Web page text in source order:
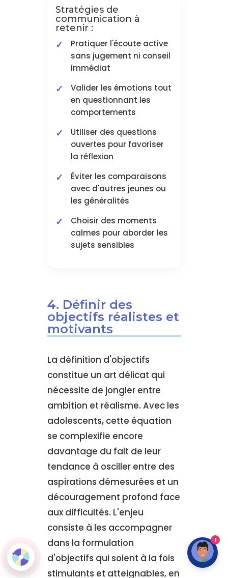
Stratégies de
communication à
retenir :
Pratiquer l'écoute active
sans jugement ni conseil
immédiat
Valider les émotions tout
en questionnant les
comportements
Utiliser des questions
ouvertes pour favoriser
la réflexion
Éviter les comparaisons
avec d'autres jeunes ou
les généralités
Choisir des moments
calmes pour aborder les
sujets sensibles
4. Définir des
objectifs réalistes et
motivants
La définition d'objectifs
constitue un art délicat qui
nécessite de jongler entre
ambition et réalisme. Avec les
adolescents, cette équation
se complexifie encore
davantage du fait de leur
tendance à osciller entre des
aspirations démesurées et un
découragement profond face
aux difficultés. L'enjeu
consiste à les accompagner
dans la formulation
d'objectifs qui soient à la fois
stimulants et atteignables, en
1